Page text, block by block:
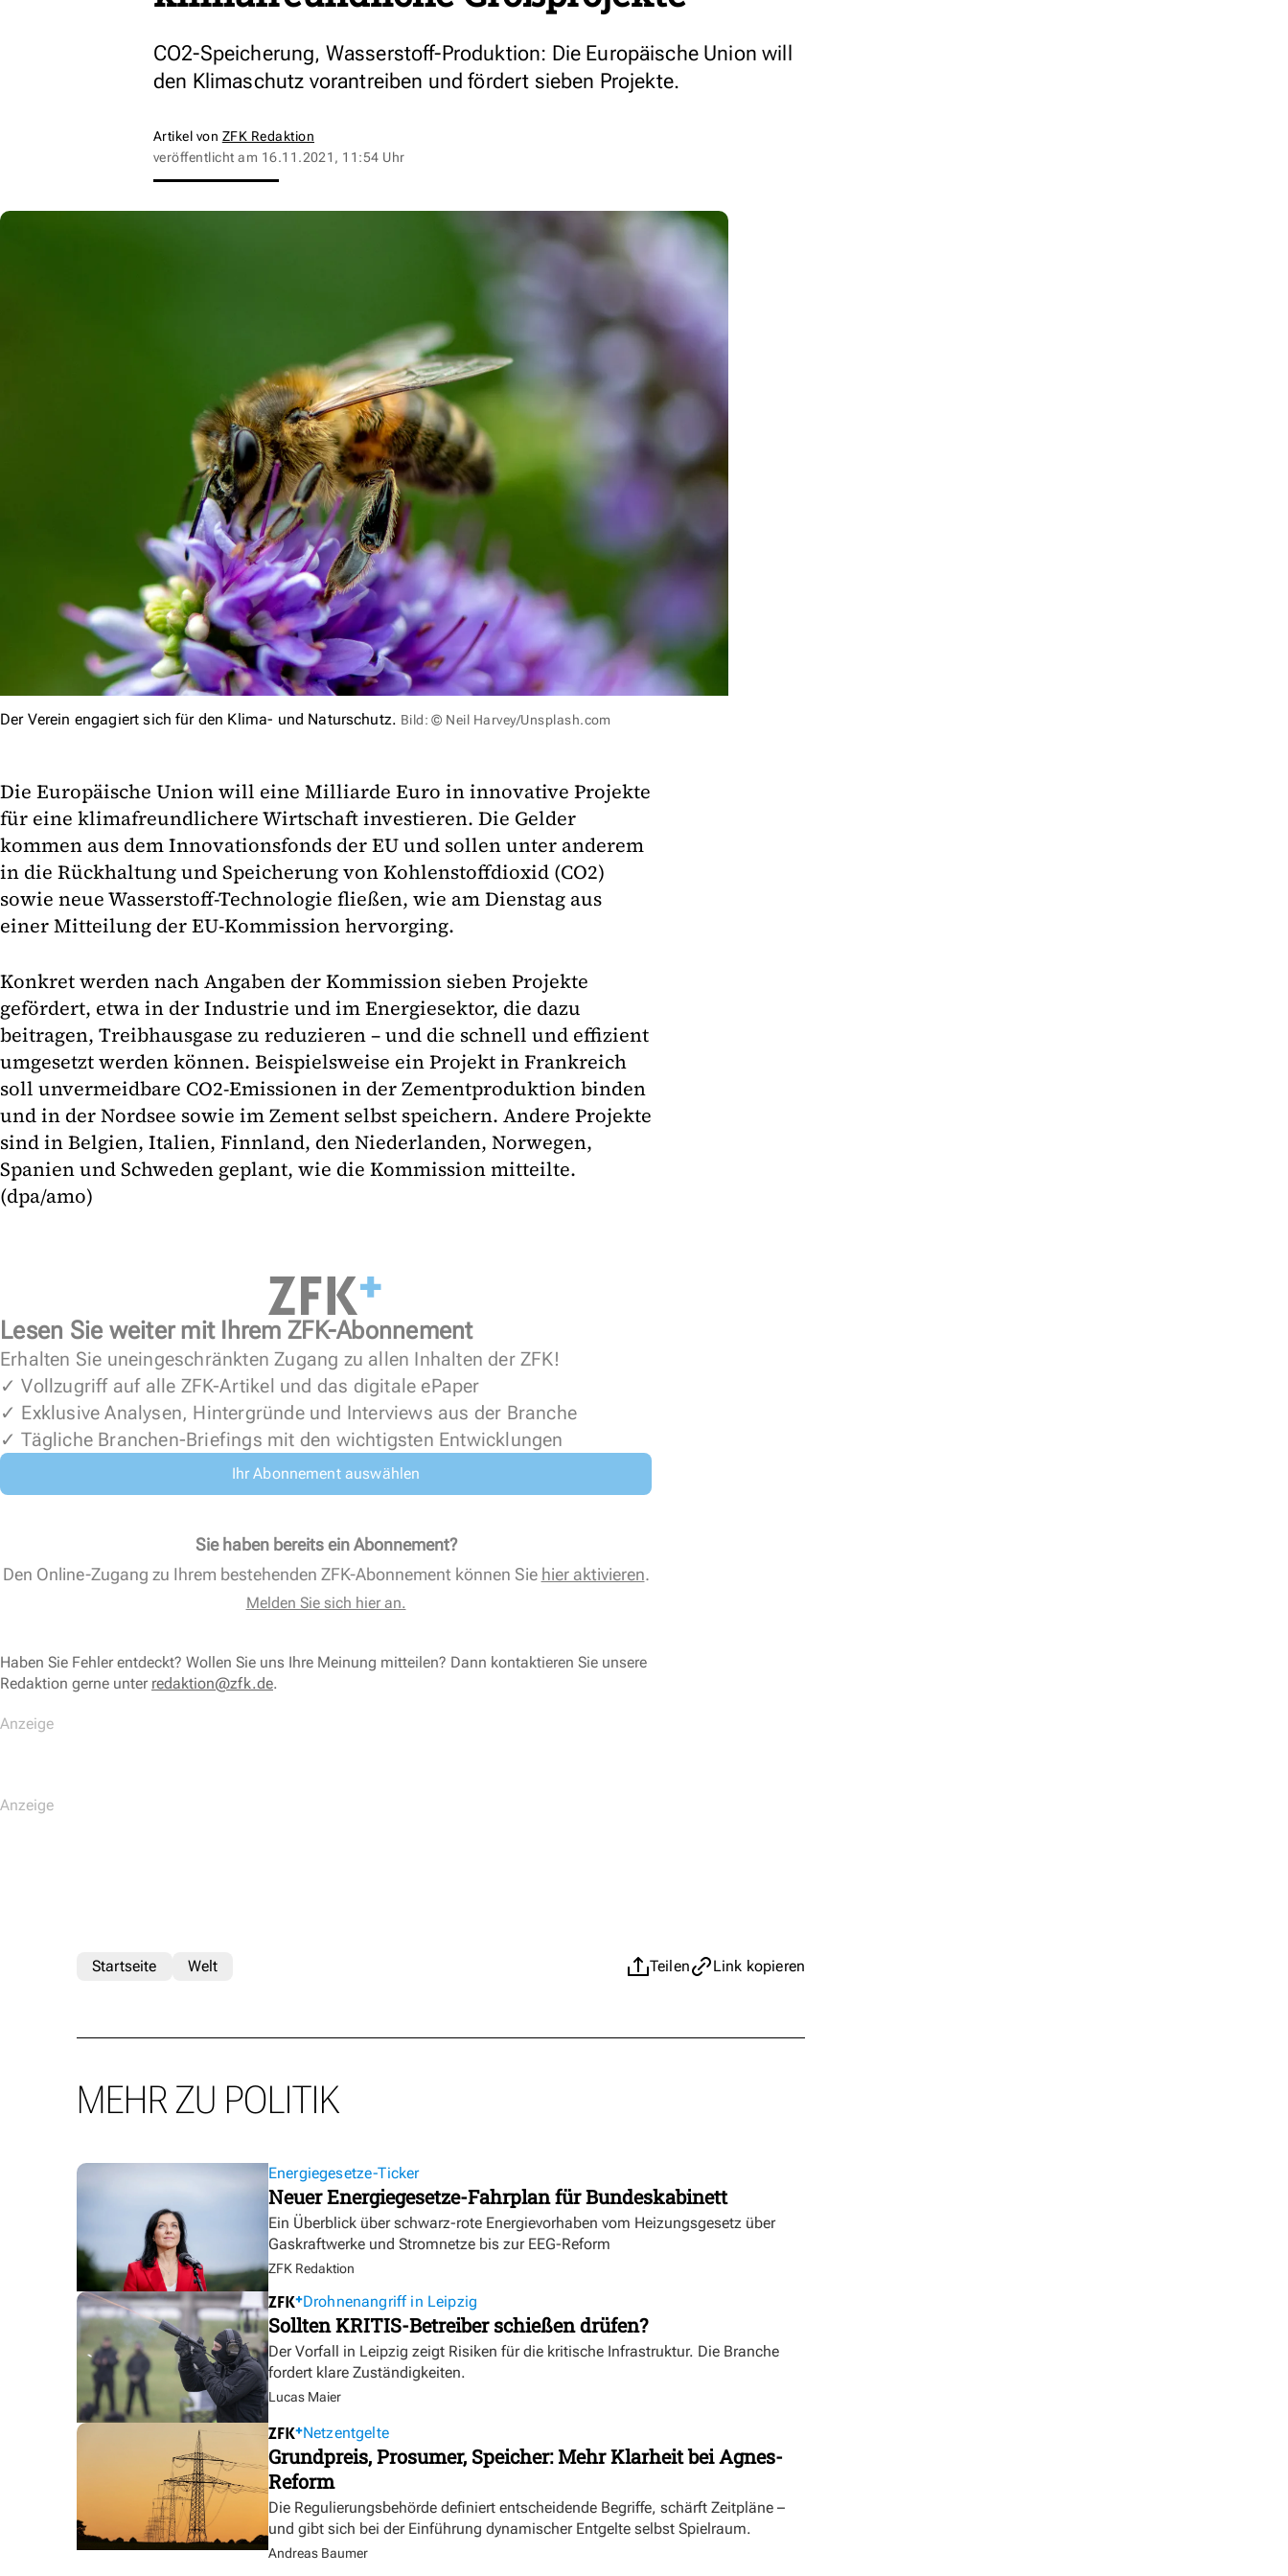
CO2-Speicherung, Wasserstoff-Produktion: Die Europäische Union will
den Klimaschutz vorantreiben und fördert sieben Projekte.
Artikel von ZFK Redaktion
veröffentlicht am 16.11.2021, 11:54 Uhr
Der Verein engagiert sich für den Klima- und Naturschutz. Bild: © Neil Harvey/Unsplash.com
Die Europäische Union will eine Milliarde Euro in innovative Projekte
für eine klimafreundlichere Wirtschaft investieren. Die Gelder
kommen aus dem Innovationsfonds der EU und sollen unter anderem
in die Rückhaltung und Speicherung von Kohlenstoffdioxid (CO2)
sowie neue Wasserstoff-Technologie fließen, wie am Dienstag aus
einer Mitteilung der EU-Kommission hervorging.
Konkret werden nach Angaben der Kommission sieben Projekte
gefördert, etwa in der Industrie und im Energiesektor, die dazu
beitragen, Treibhausgase zu reduzieren – und die schnell und effizient
umgesetzt werden können. Beispielsweise ein Projekt in Frankreich
soll unvermeidbare CO2-Emissionen in der Zementproduktion binden
und in der Nordsee sowie im Zement selbst speichern. Andere Projekte
sind in Belgien, Italien, Finnland, den Niederlanden, Norwegen,
Spanien und Schweden geplant, wie die Kommission mitteilte.
(dpa/amo)
Lesen Sie weiter mit Ihrem ZFK-Abonnement
Erhalten Sie uneingeschränkten Zugang zu allen Inhalten der ZFK!
✓ Vollzugriff auf alle ZFK-Artikel und das digitale ePaper
✓ Exklusive Analysen, Hintergründe und Interviews aus der Branche
✓ Tägliche Branchen-Briefings mit den wichtigsten Entwicklungen
Ihr Abonnement auswählen
Sie haben bereits ein Abonnement?
Den Online-Zugang zu Ihrem bestehenden ZFK-Abonnement können Sie hier aktivieren.
Melden Sie sich hier an.
Haben Sie Fehler entdeckt? Wollen Sie uns Ihre Meinung mitteilen? Dann kontaktieren Sie unsere
Redaktion gerne unter redaktion@zfk.de.
Teilen Link kopieren
Startseite Welt
MEHR ZU POLITIK
Energiegesetze-Ticker
Neuer Energiegesetze-Fahrplan für Bundeskabinett
Ein Überblick über schwarz-rote Energievorhaben vom Heizungsgesetz über
Gaskraftwerke und Stromnetze bis zur EEG-Reform
ZFK Redaktion
Drohnenangriff in Leipzig
Sollten KRITIS-Betreiber schießen drüfen?
Der Vorfall in Leipzig zeigt Risiken für die kritische Infrastruktur. Die Branche
fordert klare Zuständigkeiten.
Lucas Maier
Netzentgelte
Grundpreis, Prosumer, Speicher: Mehr Klarheit bei Agnes-
Reform
Die Regulierungsbehörde definiert entscheidende Begriffe, schärft Zeitpläne –
und gibt sich bei der Einführung dynamischer Entgelte selbst Spielraum.
Andreas Baumer